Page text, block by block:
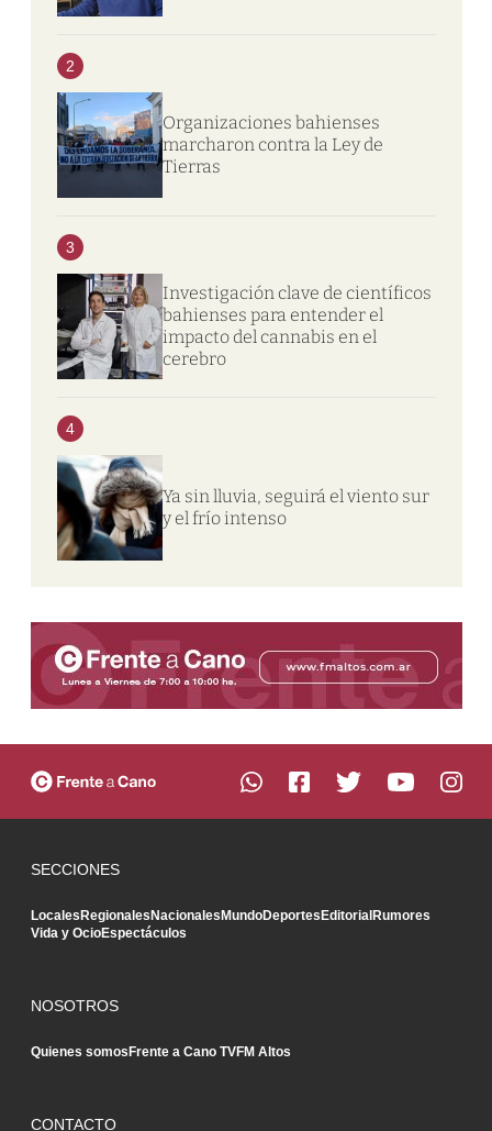
2
Organizaciones bahienses
marcharon contra la Ley de
Tierras
3
Investigación clave de científicos
bahienses para entender el
impacto del cannabis en el
cerebro
4
Ya sin lluvia, seguirá el viento sur
y el frío intenso
SECCIONES
Locales Regionales Nacionales MundoDeportes Editorial Rumores
Vida y OcioEspectáculos
NOSOTROS
Quienes somos Frente a Cano TVFM Altos
CONTACTO